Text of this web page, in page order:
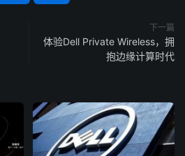
下一篇
体验Dell Private Wireless，拥
抱边缘计算时代